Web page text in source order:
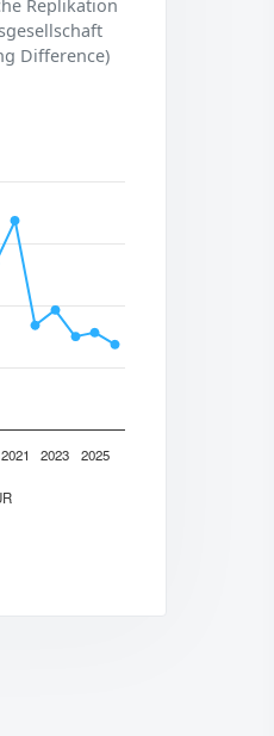
Replikation
Difference)
2021 2023 2025